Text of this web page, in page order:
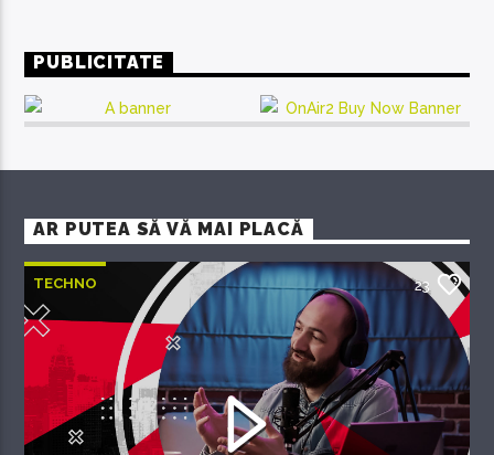
PUBLICITATE
AR PUTEA SĂ VĂ MAI PLACĂ
TECHNO 23